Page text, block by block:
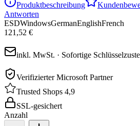
Produktbeschreibung
Antworten
ESDWindowsGermanEnglishFrench
121,52 €
inkl. MwSt. · Sofortige
Verifizierter Microsoft Partner
Trusted Shops 4,9
SSL-gesichert
Anzahl